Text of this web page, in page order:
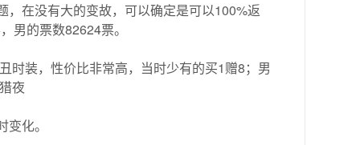
在没有大的变故，可以确定是可以100%返
男的票数82624票。
时装，性价比非常高，当时少有的买1赠8；男
夜
化。